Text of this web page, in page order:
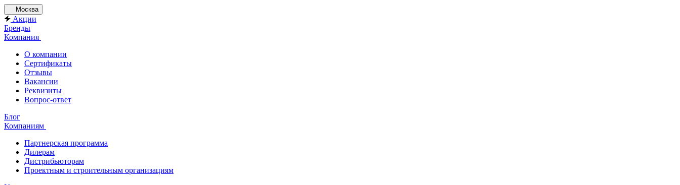
Москва
Акции
Бренды
Компания
О компании
Сертификаты
Отзывы
Вакансии
Реквизиты
Вопрос-ответ
Блог
Компаниям
Партнерская программа
Дилерам
Дистрибьюторам
Проектным и строительным организациям